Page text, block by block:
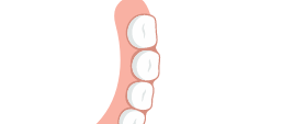
методы
дисколоритов зубов»